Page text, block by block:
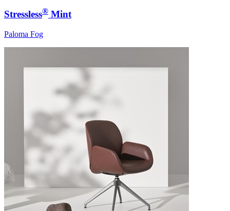
Stressless® Mint
Paloma Fog